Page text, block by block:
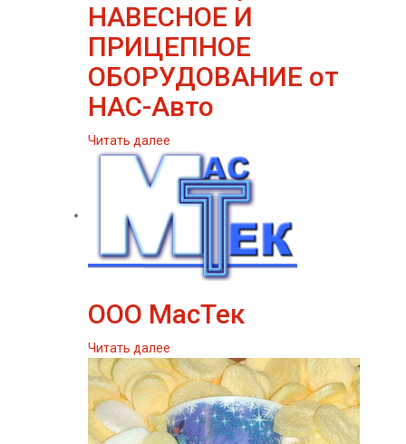
НАВЕСНОЕ И
ПРИЦЕПНОЕ
ОБОРУДОВАНИЕ от
НАС-Авто
Читать далее
ООО МасТек
Читать далее